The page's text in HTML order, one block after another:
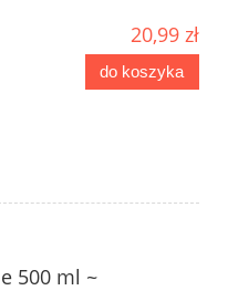
20,99 zł
do koszyka
500 ml ~